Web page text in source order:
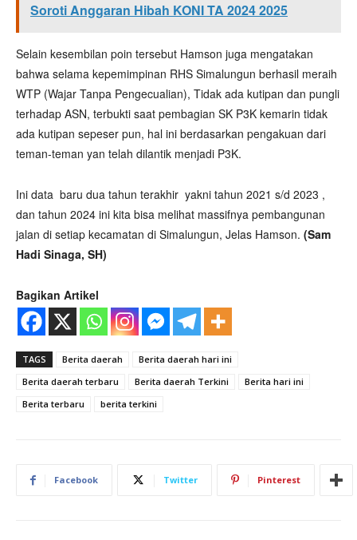
Soroti Anggaran Hibah KONI TA 2024 2025
Selain kesembilan poin tersebut Hamson juga mengatakan
bahwa selama kepemimpinan RHS Simalungun berhasil meraih
WTP (Wajar Tanpa Pengecualian), Tidak ada kutipan dan pungli
terhadap ASN, terbukti saat pembagian SK P3K kemarin tidak
ada kutipan sepeser pun, hal ini berdasarkan pengakuan dari
teman-teman yan telah dilantik menjadi P3K.
Ini data baru dua tahun terakhir yakni tahun 2021 s/d 2023 ,
dan tahun 2024 ini kita bisa melihat massifnya pembangunan
jalan di setiap kecamatan di Simalungun, Jelas Hamson. (Sam
Hadi Sinaga, SH)
Bagikan Artikel
TAGS Berita daerah
Berita daerah hari ini
Berita daerah terbaru
Berita daerah Terkini
Berita hari ini
Berita terbaru
berita terkini
Facebook Twitter Pinterest